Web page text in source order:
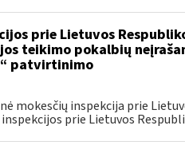
prie Lietuvos
teikimo pokalbių
“ patvirtinimo
mokesčių inspekcija prie
prie Lietuvos